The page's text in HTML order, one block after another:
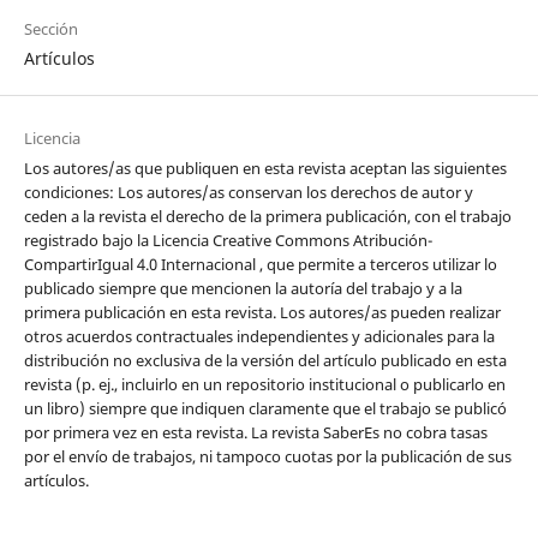
Sección
Artículos
Licencia
Los autores/as que publiquen en esta revista aceptan las siguientes
condiciones: Los autores/as conservan los derechos de autor y
ceden a la revista el derecho de la primera publicación, con el trabajo
registrado bajo la Licencia Creative Commons Atribución-
CompartirIgual 4.0 Internacional , que permite a terceros utilizar lo
publicado siempre que mencionen la autoría del trabajo y a la
primera publicación en esta revista. Los autores/as pueden realizar
otros acuerdos contractuales independientes y adicionales para la
distribución no exclusiva de la versión del artículo publicado en esta
revista (p. ej., incluirlo en un repositorio institucional o publicarlo en
un libro) siempre que indiquen claramente que el trabajo se publicó
por primera vez en esta revista. La revista SaberEs no cobra tasas
por el envío de trabajos, ni tampoco cuotas por la publicación de sus
artículos.